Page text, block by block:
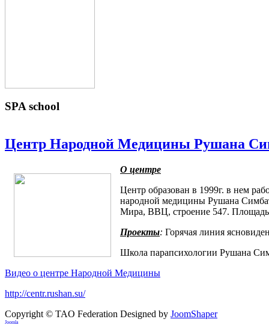
SPA school
Центр Народной Медицины Рушана
О центре
Центр образован в 1999г. в нем
народной медицины Рушана
Мира, ВВЦ, строение 547. Площадь
Проекты: Горячая линия
Школа парапсихологии Рушана
Видео о центре Народной Медицины
http://centr.rushan.su/
Copyright © TAO Federation Designed by JoomShaper
Joomla